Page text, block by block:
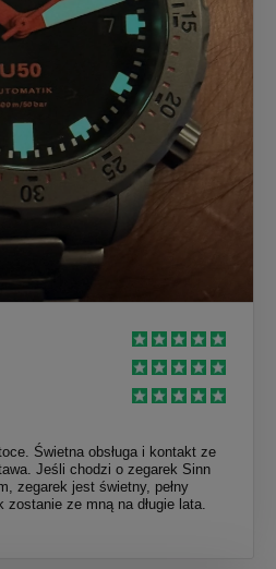
Świetna obsługa i kontakt ze
Jeśli chodzi o zegarek Sinn
zegarek jest świetny, pełny
ze mną na długie lata.